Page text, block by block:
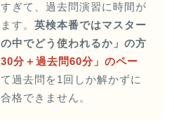
ぎて、過去問演習に時間が
す。 英検本番ではマスター
中でどう使われるか」の方
分＋過去問60分」のペー
過去問を1回しか解かずに
格できません。